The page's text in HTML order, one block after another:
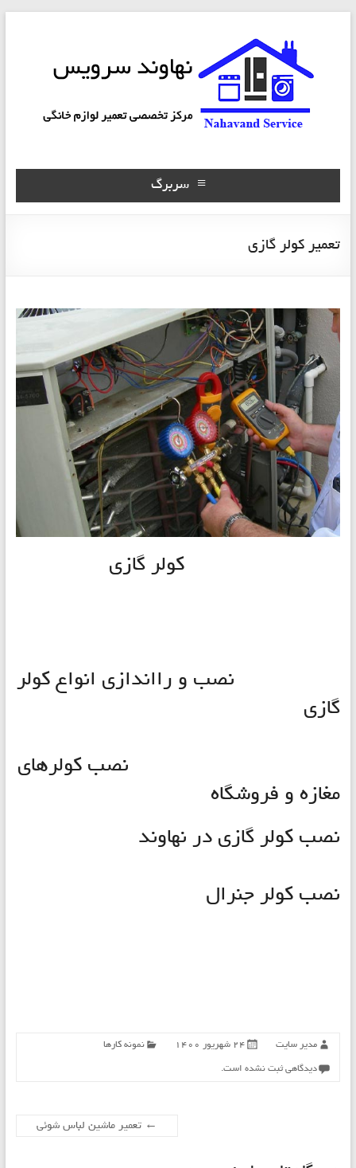
سربرگ
تعمیر کولر گازی
کولر گازی
نصب و رااندازی انواع کولر
گازی
نصب کولرهای
مغازه و فروشگاه
نصب کولر گازی در نهاوند
نصب کولر جنرال
مدیر سایت ۲۴ شهریور ۱۴۰۰ نمونه کارها
دیدگاهی ثبت نشده است.
← تعمیر ماشین لباس شوئی